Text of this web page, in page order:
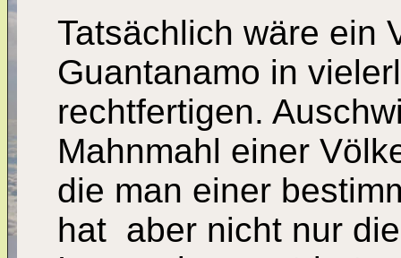
Tatsächlich wäre ein
Guantanamo in
rechtfertigen.
Mahnmahl einer
die man einer
hat ­ aber nicht nur